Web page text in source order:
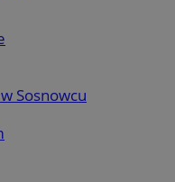
Sosnowcu